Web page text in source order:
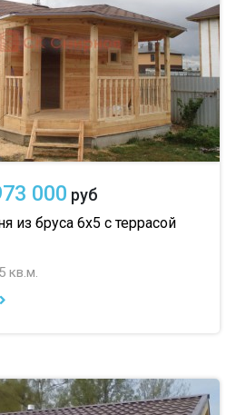
000 руб
из бруса 6х5 с террасой
кв.м.